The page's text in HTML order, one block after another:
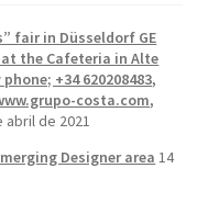
fair in Düsseldorf GE
the Cafeteria in Alte
+34 620208483,
costa.com,
abril de 2021
Designer area 14